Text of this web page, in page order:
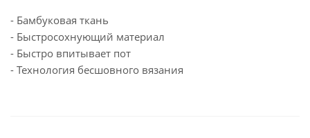
- Бамбуковая ткань
- Быстросохнующий материал
- Быстро впитывает пот
- Технология бесшовного вязания